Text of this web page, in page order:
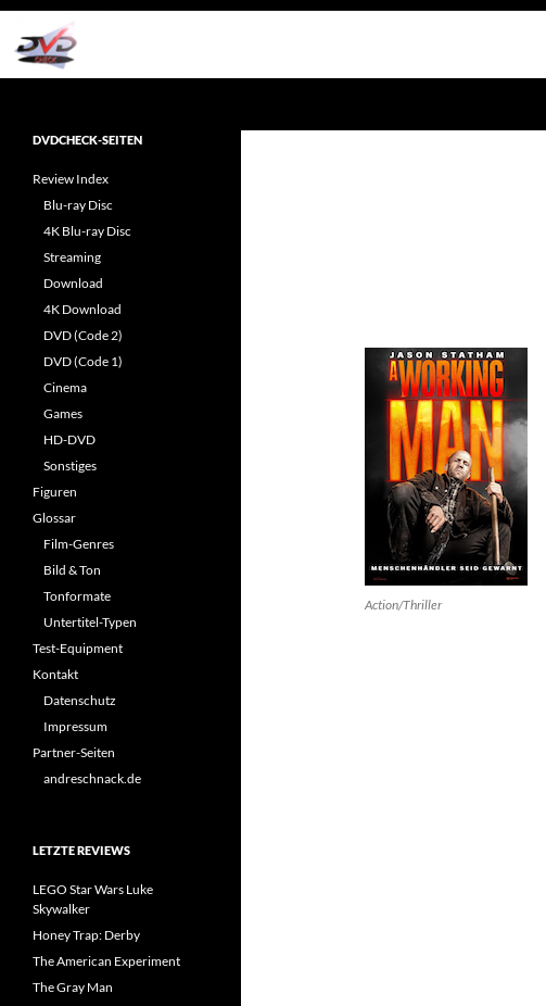
Zum
Inhalt
springen
Action/Thriller
Reviews rund ums Heimkino &
DVDCHECK-SEITEN
Review Index
Blu-ray Disc
4K Blu-ray Disc
Streaming
Download
4K Download
DVD (Code 2)
DVD (Code 1)
Cinema
Games
HD-DVD
Sonstiges
Figuren
Glossar
Film-Genres
Bild & Ton
Tonformate
Untertitel-Typen
Test-Equipment
Kontakt
Datenschutz
Impressum
Partner-Seiten
andreschnack.de
LETZTE REVIEWS
LEGO Star Wars Luke
Skywalker
Honey Trap: Derby
The American Experiment
The Gray Man